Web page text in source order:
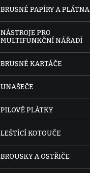
BRUSNÉ PAPÍRY A PLÁTNA
NÁSTROJE PRO
MULTIFUNKČNÍ NÁŘADÍ
BRUSNÉ KARTÁČE
UNAŠEČE
PILOVÉ PLÁTKY
LEŠTÍCÍ KOTOUČE
BROUSKY A OSTŘIČE